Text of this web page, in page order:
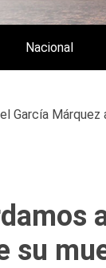
DE
Nacional
García
su